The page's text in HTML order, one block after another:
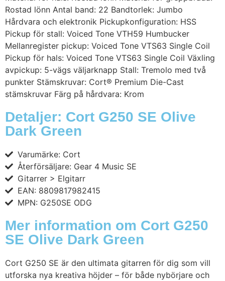
Rostad lönn Antal band: 22 Bandtorlek: Jumbo
Hårdvara och elektronik Pickupkonfiguration: HSS
Pickup för stall: Voiced Tone VTH59 Humbucker
Mellanregister pickup: Voiced Tone VTS63 Single Coil
Pickup för hals: Voiced Tone VTS63 Single Coil Växling
avpickup: 5-vägs väljarknapp Stall: Tremolo med två
punkter Stämskruvar: Cort® Premium Die-Cast
stämskruvar Färg på hårdvara: Krom
Detaljer: Cort G250 SE Olive
Dark Green
Varumärke: Cort
Återförsäljare: Gear 4 Music SE
Gitarrer > Elgitarr
EAN: 8809817982415
MPN: G250SE ODG
Mer information om Cort G250
SE Olive Dark Green
Cort G250 SE är den ultimata gitarren för dig som vill
utforska nya kreativa höjder – för både nybörjare och